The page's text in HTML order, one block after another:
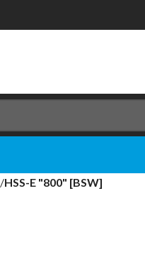
/HSS-E "800" [BSW]